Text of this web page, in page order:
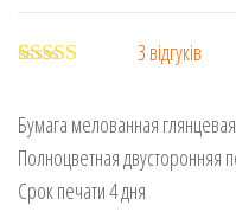
основі
опитування
покупців
3 відгуків
Бумага мелованная
Полноцветная двусторонняя
Срок печати 4 дня